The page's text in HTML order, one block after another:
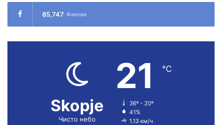
85,747 Фанови
Skopje
Чисто небо
21 ℃
36º - 20º
41%
1.13 км/ч